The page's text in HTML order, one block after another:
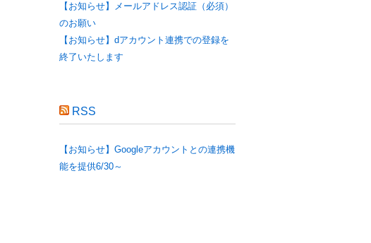
【お知らせ】メールアドレス認証（必須）
のお願い
【お知らせ】dアカウント連携での登録を
終了いたします
RSS
【お知らせ】Googleアカウントとの連携機
能を提供6/30～